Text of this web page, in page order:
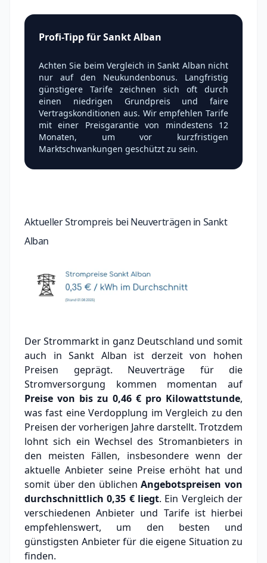
Profi-Tipp für Sankt Alban
Achten Sie beim Vergleich in Sankt Alban nicht
nur auf den Neukundenbonus. Langfristig
günstigere Tarife zeichnen sich oft durch
einen niedrigen Grundpreis und faire
Vertragskonditionen aus. Wir empfehlen Tarife
mit einer Preisgarantie von mindestens 12
Monaten, um vor kurzfristigen
Marktschwankungen geschützt zu sein.
Aktueller Strompreis bei Neuverträgen in Sankt
Alban
Der Strommarkt in ganz Deutschland und somit
auch in Sankt Alban ist derzeit von hohen
Preisen geprägt. Neuverträge für die
Stromversorgung kommen momentan auf
Preise von bis zu 0,46 € pro Kilowattstunde,
was fast eine Verdopplung im Vergleich zu den
Preisen der vorherigen Jahre darstellt. Trotzdem
lohnt sich ein Wechsel des Stromanbieters in
den meisten Fällen, insbesondere wenn der
aktuelle Anbieter seine Preise erhöht hat und
somit über den üblichenAngebotspreisen von
durchschnittlich0,35 €liegt. Ein Vergleich der
verschiedenen Anbieter und Tarife ist hierbei
empfehlenswert, um den besten und
günstigsten Anbieter für die eigene Situation zu
finden.